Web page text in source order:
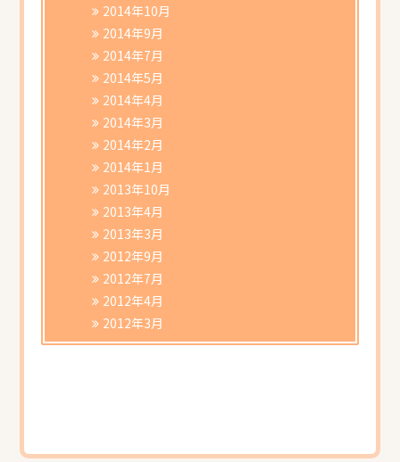
2014年10月
2014年9月
2014年7月
2014年5月
2014年4月
2014年3月
2014年2月
2014年1月
2013年10月
2013年4月
2013年3月
2012年9月
2012年7月
2012年4月
2012年3月